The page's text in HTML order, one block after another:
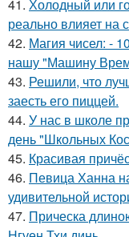
41. Холодный или
реально влияет на
42. Магия чисел: -
нашу "Машину
43. Решили, что
заесть его пиццей.
44. У нас в школе
день "Школьных
45. Красивая
46. Певица Ханна
удивительной
47. Прическа